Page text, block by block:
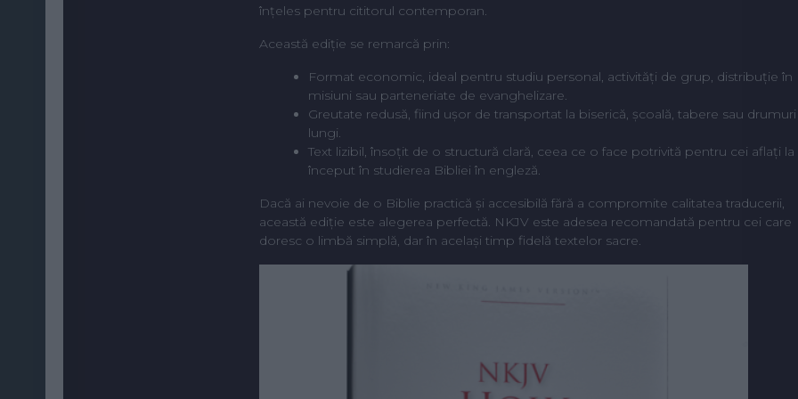
înțeles pentru cititorul contemporan.
Această ediție se remarcă prin:
Format economic, ideal pentru studiu personal, activități de grup, distribuție în
misiuni sau parteneriate de evanghelizare.
Greutate redusă, fiind ușor de transportat la biserică, școală, tabere sau drumuri
lungi.
Text lizibil, însoțit de o structură clară, ceea ce o face potrivită pentru cei aflați la
început în studierea Bibliei în engleză.
Dacă ai nevoie de o Biblie practică și accesibilă fără a compromite calitatea traducerii,
această ediție este alegerea perfectă. NKJV este adesea recomandată pentru cei care
doresc o limbă simplă, dar în același timp fidelă textelor sacre.